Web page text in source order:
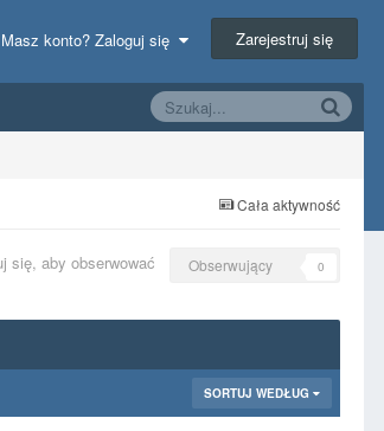
Masz konto? Zaloguj się Zarejestruj się
Cała aktywność
się, aby obserwować Obserwujący 0
SORTUJ WEDŁUG